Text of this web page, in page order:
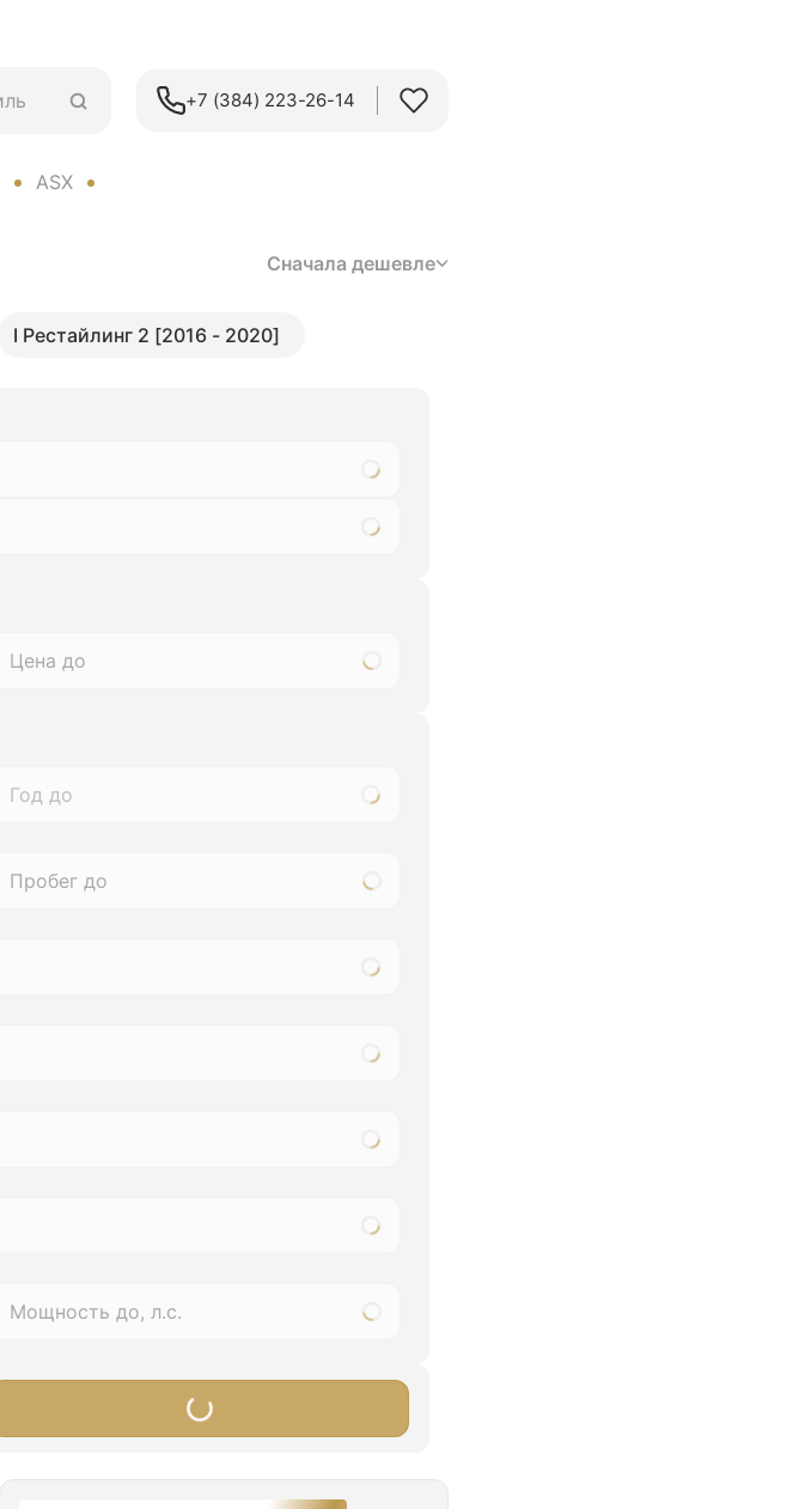
+7 (384) 223-26-14‬
ASX
Сначала дешевле
I Рестайлинг 2 [2016 - 2020]
Год до